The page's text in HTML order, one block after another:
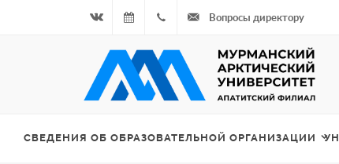
Вконтакте09.08.2026
- Чётная
+7
964
Вопросы директору
СВЕДЕНИЯ ОБ ОБРАЗОВАТЕЛЬНОЙ ОРГАНИЗАЦИИ